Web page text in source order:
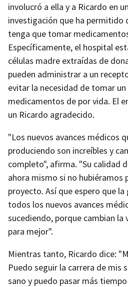
involucró a ella y a Ricardo en
investigación que ha permitido
tenga que tomar
Específicamente, el hospital
células madre extraídas de
pueden administrar a un
evitar la necesidad de tomar
medicamentos de por vida. El
un Ricardo agradecido.
"Los nuevos avances médicos
produciendo son increíbles y
completo", afirma. "Su calidad
ahora mismo si no hubiéramos
proyecto. Así que espero que
todos los nuevos avances
sucediendo, porque cambian
para mejor".
Mientras tanto, Ricardo dice:
Puedo seguir la carrera de mis
sano y puedo pasar más